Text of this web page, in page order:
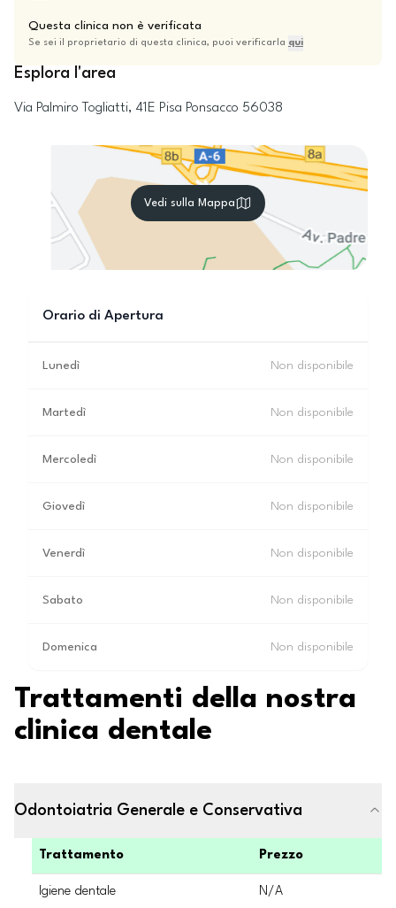
Questa clinica non è verificata
Se sei il proprietario di questa clinica, puoi verificarla qui
Esplora l'area
Via Palmiro Togliatti, 41E Pisa Ponsacco 56038
Vedi sulla Mappa
Orario di Apertura
Lunedì Non disponibile
Martedì Non disponibile
Mercoledì Non disponibile
Giovedì Non disponibile
Venerdì Non disponibile
Sabato Non disponibile
Domenica Non disponibile
Trattamenti della nostra
clinica dentale
Odontoiatria Generale e Conservativa
Trattamento Prezzo
Igiene dentale N/A